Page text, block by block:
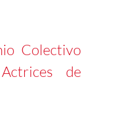
Colectivo
de